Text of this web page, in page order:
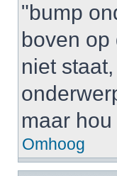
"bump
boven op
niet
maar
Omhoog